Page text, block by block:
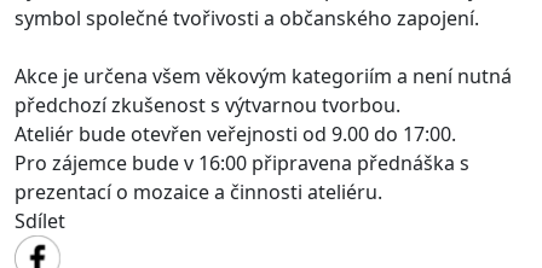
symbol společné tvořivosti a občanského zapojení.
Akce je určena všem věkovým kategoriím a není nutná
předchozí zkušenost s výtvarnou tvorbou.
Ateliér bude otevřen veřejnosti od 9.00 do 17:00.
Pro zájemce bude v 16:00 připravena přednáška s
prezentací o mozaice a činnosti ateliéru.
Sdílet